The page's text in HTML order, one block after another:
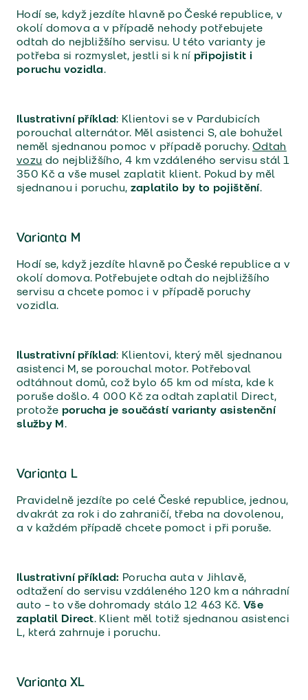
Hodí se, když jezdíte hlavně po České republice, v
okolí domova a v případě nehody potřebujete
odtah do nejbližšího servisu. U této varianty je
potřeba si rozmyslet, jestli si k ní připojistit i
poruchu vozidla.
Ilustrativní příklad: Klientovi se v Pardubicích
porouchal alternátor. Měl asistenci S, ale bohužel
neměl sjednanou pomoc v případě poruchy.Odtah
vozu do nejbližšího, 4 km vzdáleného servisu stál 1
350 Kč a vše musel zaplatit klient. Pokud by měl
sjednanou i poruchu, zaplatilo by to pojištění.
Varianta M
Hodí se, když jezdíte hlavně po České republice a v
okolí domova. Potřebujete odtah do nejbližšího
servisu a chcete pomoc i v případě poruchy
vozidla.
Ilustrativní příklad: Klientovi, který měl sjednanou
asistenci M, se porouchal motor. Potřeboval
odtáhnout domů, což bylo 65 km od místa, kde k
poruše došlo. 4 000 Kč za odtah zaplatil Direct,
protože porucha je součástí varianty asistenční
služby M.
Varianta L
Pravidelně jezdíte po celé České republice, jednou,
dvakrát za rok i do zahraničí, třeba na dovolenou,
a v každém případě chcete pomoct i při poruše.
Ilustrativní příklad: Porucha auta v Jihlavě,
odtažení do servisu vzdáleného 120 km a náhradní
auto – to vše dohromady stálo 12 463 Kč.Vše
zaplatil Direct. Klient měl totiž sjednanou asistenci
L, která zahrnuje i poruchu.
Varianta XL